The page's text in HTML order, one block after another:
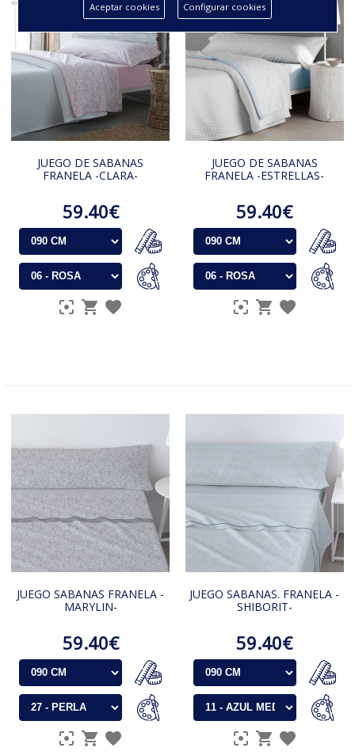
JUEGO DE SABANAS
FRANELA -CLARA-
59.40€
JUEGO DE SABANAS
FRANELA -ESTRELLAS-
59.40€
JUEGO SABANAS FRANELA -
MARYLIN-
59.40€
JUEGO SABANAS. FRANELA -
SHIBORIT-
59.40€
Aceptar cookies Configurar cookies